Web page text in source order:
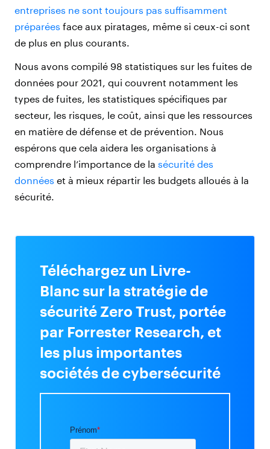
entreprises ne sont toujours pas suffisamment
préparées face aux piratages, même si ceux-ci sont
de plus en plus courants.
Nous avons compilé 98 statistiques sur les fuites de
données pour 2021, qui couvrent notamment les
types de fuites, les statistiques spécifiques par
secteur, les risques, le coût, ainsi que les ressources
en matière de défense et de prévention. Nous
espérons que cela aidera les organisations à
comprendre l’importance de la sécurité des
données et à mieux répartir les budgets alloués à la
sécurité.
Téléchargez un Livre-
Blanc sur la stratégie de
sécurité Zero Trust, portée
par Forrester Research, et
les plus importantes
sociétés de cybersécurité